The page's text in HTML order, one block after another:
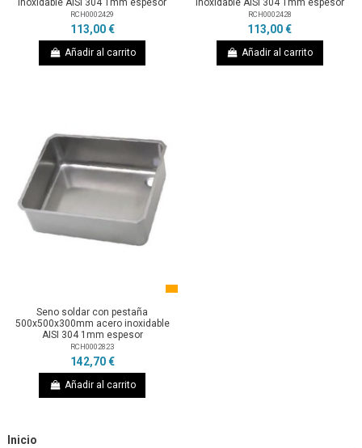
inoxidable AISI 304 1mm espesor
RCH0002429
113,00 €
Añadir al carrito
inoxidable AISI 304 1mm espesor
RCH0002428
113,00 €
Añadir al carrito
Seno soldar con pestaña
500x500x300mm acero inoxidable
AISI 304 1mm espesor
RCH0002823
142,70 €
Añadir al carrito
Inicio